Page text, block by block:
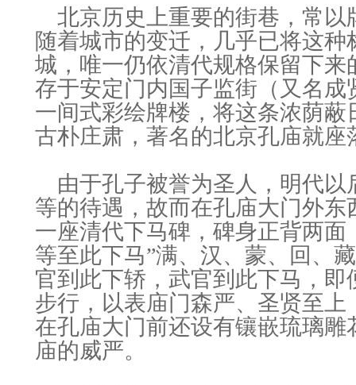
北京历史上重要的街巷，常以
随着城市的变迁，几乎已将这
城，唯一仍依清代规格保留下
存于安定门内国子监街（又名
一间式彩绘牌楼，将这条浓荫
古朴庄肃，著名的北京孔庙就
由于孔子被誉为圣人，明代以
等的待遇，故而在孔庙大门外
一座清代下马碑，碑身正背两面
等至此下马”满、汉、蒙、回、
官到此下轿，武官到此下马，
步行，以表庙门森严、圣贤至
在孔庙大门前还设有镶嵌琉璃
庙的威严。